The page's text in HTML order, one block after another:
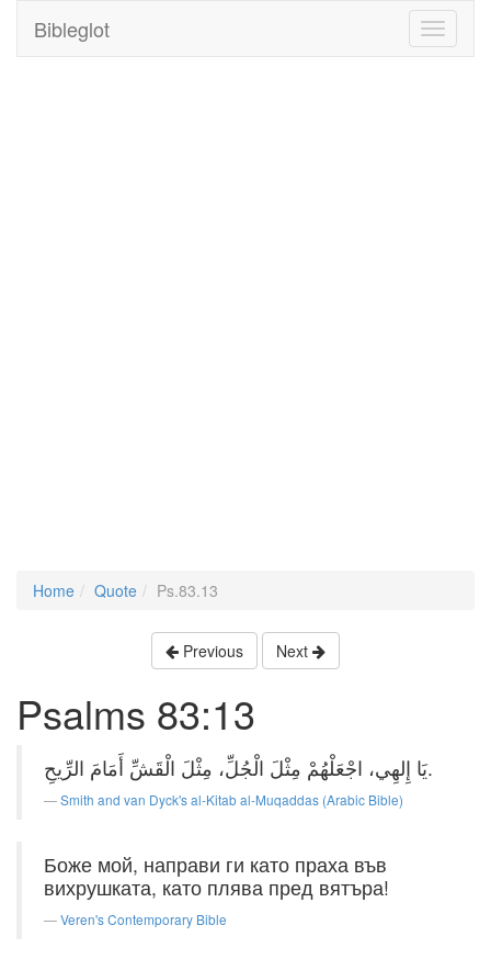
Toggle
Bibleglot
Home Quote Ps.83.13
Previous Next
Psalms 83:13
يَا إِلهِي، اجْعَلْهُمْ مِثْلَ الْجُلِّ، مِثْلَ الْقَشِّ أَمَامَ الرِّيحِ.
Smith and van Dyck's al-Kitab al-Muqaddas (Arabic Bible)
Боже мой, направи ги като праха във
вихрушката, като плява пред вятъра!
Veren's Contemporary Bible